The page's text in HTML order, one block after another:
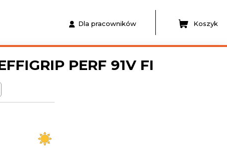
Dla pracowników Koszyk
PERF 91V FI